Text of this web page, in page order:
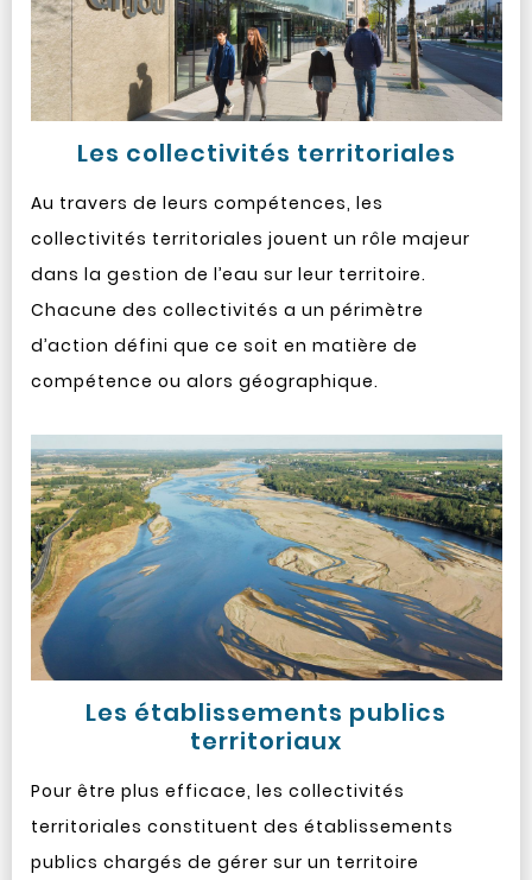
Les collectivités territoriales
Au travers de leurs compétences, les
collectivités territoriales jouent un rôle majeur
dans la gestion de l’eau sur leur territoire.
Chacune des collectivités a un périmètre
d’action défini que ce soit en matière de
compétence ou alors géographique.
Les établissements publics
territoriaux
Pour être plus efficace, les collectivités
territoriales constituent des établissements
publics chargés de gérer sur un territoire